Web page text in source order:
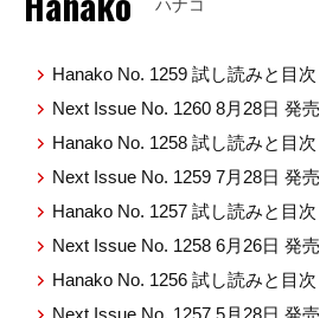
ハナコ
Hanako No. 1259 試し読みと目次
Next Issue No. 1260 8月28日 発売
Hanako No. 1258 試し読みと目次
Next Issue No. 1259 7月28日 発売
Hanako No. 1257 試し読みと目次
Next Issue No. 1258 6月26日 発売
Hanako No. 1256 試し読みと目次